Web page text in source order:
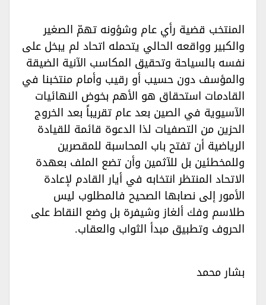
المنتخب قضية رأي عام وشؤونه تهمّ الصغير
والكبير وواقعه الحالي يتحمله اتحاد لم يبخل على
نفسه بالسياحة وتحقيق المكاسب الآنية الضيقة
والمؤسف دون حسيب أو رقيب وأمام منتخبنا في
القادمات استحقاق هو الأهم بخوض النهائيات
الآسيوية في الصين بعد عام تقريباً بعد الخروج
الحزين من التصفيات لذا الدعوة قائمة للقيادة
الرياضية أن تفتح باب المحاسبة للمقصرين
وللمخطئين بل للآثمين وأن تضع الملف بعهدة
الاتحاد المنتظر انتخابه في أيار القادم لإعادة
الأمور إلى نصابها الصحيح فالمطلوب ليس
طلاسم وفك ألغاز وشيفرة بل وضع النقاط على
الحروف وتطبيق مبدأ الثواب والعقاب.‏
بشار محمد‏